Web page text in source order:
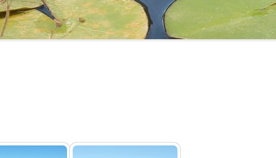
: LES COLLECTIONS
JORDAN : LES AUTRES